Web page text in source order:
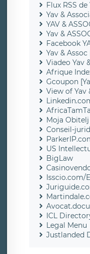
Flux RSS de
Yav &
YAV &
Yav &
Facebook
Yav &
Viadeo Yav
Afrique
Gcoupon
View of Yav
Moja
Conseil-
US
BigLaw
Isscio.com/
ICL
Legal Menu
Justlanded